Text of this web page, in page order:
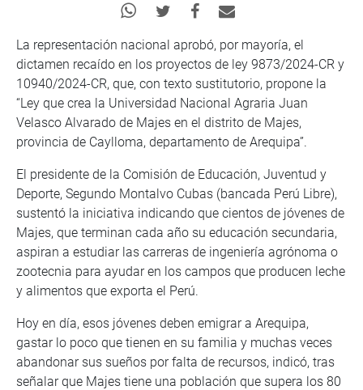
La representación nacional aprobó, por mayoría, el
dictamen recaído en los proyectos de ley 9873/2024-CR y
10940/2024-CR, que, con texto sustitutorio, propone la
“Ley que crea la Universidad Nacional Agraria Juan
Velasco Alvarado de Majes en el distrito de Majes,
provincia de Caylloma, departamento de Arequipa”.
El presidente de la Comisión de Educación, Juventud y
Deporte, Segundo Montalvo Cubas (bancada Perú Libre),
sustentó la iniciativa indicando que cientos de jóvenes de
Majes, que terminan cada año su educación secundaria,
aspiran a estudiar las carreras de ingeniería agrónoma o
zootecnia para ayudar en los campos que producen leche
y alimentos que exporta el Perú.
Hoy en día, esos jóvenes deben emigrar a Arequipa,
gastar lo poco que tienen en su familia y muchas veces
abandonar sus sueños por falta de recursos, indicó, tras
señalar que Majes tiene una población que supera los 80